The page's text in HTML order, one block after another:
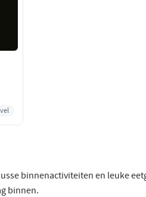
binnenactiviteiten en leuke
binnen.